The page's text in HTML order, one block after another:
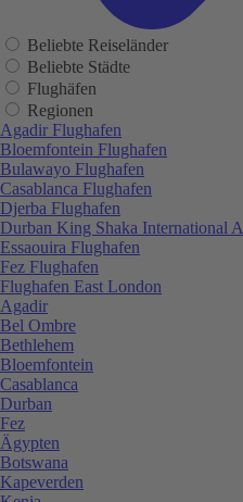
Beliebte Reiseländer
Beliebte Städte
Flughäfen
Regionen
Agadir Flughafen
Bloemfontein Flughafen
Bulawayo Flughafen
Casablanca Flughafen
Djerba Flughafen
Durban King Shaka International
Essaouira Flughafen
Fez Flughafen
Flughafen East London
Agadir
Bel Ombre
Bethlehem
Bloemfontein
Casablanca
Durban
Fez
Ägypten
Botswana
Kapeverden